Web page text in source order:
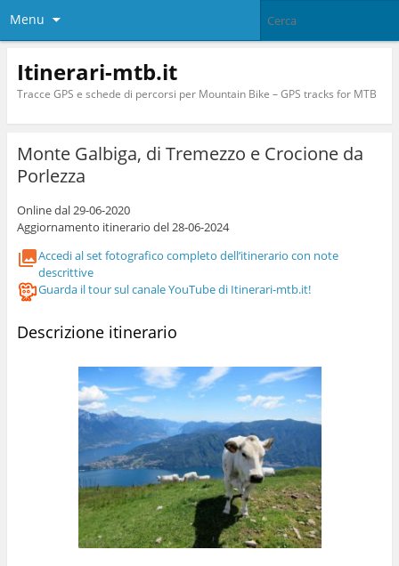
Menu
Itinerari-mtb.it
Tracce GPS e schede di percorsi per Mountain Bike – GPS tracks for MTB
Monte Galbiga, di Tremezzo e Crocione da
Porlezza
Online dal 29-06-2020
Aggiornamento itinerario del 28-06-2024
Accedi al set fotografico completo dell’itinerario con note
descrittive
Guarda il tour sul canale YouTube di Itinerari-mtb.it!
Descrizione itinerario